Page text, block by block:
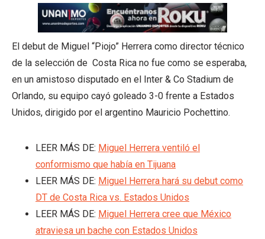
El debut de Miguel “Piojo” Herrera como director técnico
de la selección de Costa Rica no fue como se esperaba,
en un amistoso disputado en el Inter & Co Stadium de
Orlando, su equipo cayó goleado 3-0 frente a Estados
Unidos, dirigido por el argentino Mauricio Pochettino.
LEER MÁS DE: Miguel Herrera ventiló el
conformismo que había en Tijuana
LEER MÁS DE: Miguel Herrera hará su debut como
DT de Costa Rica vs. Estados Unidos
LEER MÁS DE: Miguel Herrera cree que México
atraviesa un bache con Estados Unidos